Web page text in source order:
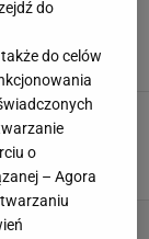
Grosicka i
Anna
i inni
do
do celów
o
– Agora